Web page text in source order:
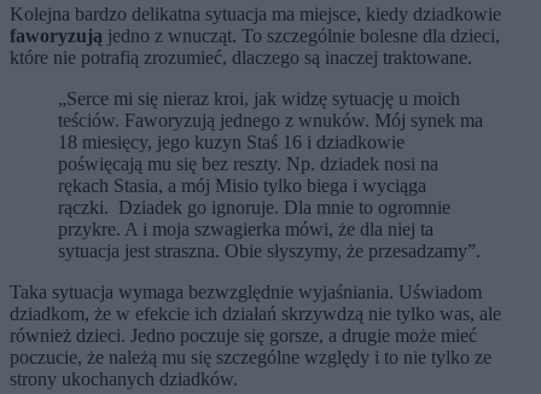
Kolejna bardzo delikatna sytuacja ma miejsce, kiedy dziadkowie
faworyzują jedno z wnucząt. To szczególnie bolesne dla dzieci,
które nie potrafią zrozumieć, dlaczego są inaczej traktowane.
„Serce mi się nieraz kroi, jak widzę sytuację u moich
teściów. Faworyzują jednego z wnuków. Mój synek ma
18 miesięcy, jego kuzyn Staś 16 i dziadkowie
poświęcają mu się bez reszty. Np. dziadek nosi na
rękach Stasia, a mój Misio tylko biega i wyciąga
rączki. Dziadek go ignoruje. Dla mnie to ogromnie
przykre. A i moja szwagierka mówi, że dla niej ta
sytuacja jest straszna. Obie słyszymy, że przesadzamy”.
Taka sytuacja wymaga bezwzględnie wyjaśniania. Uświadom
dziadkom, że w efekcie ich działań skrzywdzą nie tylko was, ale
również dzieci. Jedno poczuje się gorsze, a drugie może mieć
poczucie, że należą mu się szczególne względy i to nie tylko ze
strony ukochanych dziadków.